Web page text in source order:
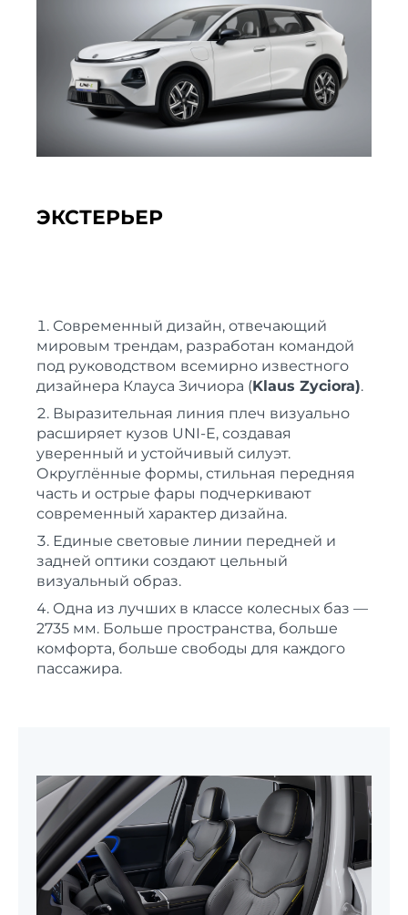
ЭКСТЕРЬЕР
Современный дизайн, отвечающий
мировым трендам, разработан командой
под руководством всемирно известного
дизайнера Клауса Зичиора (Klaus Zyciora).
Выразительная линия плеч визуально
расширяет кузов UNI-E, создавая
уверенный и устойчивый силуэт.
Округлённые формы, стильная передняя
часть и острые фары подчеркивают
современный характер дизайна.
Единые световые линии передней и
задней оптики создают цельный
визуальный образ.
Одна из лучших в классе колесных баз —
2735 мм. Больше пространства, больше
комфорта, больше свободы для каждого
пассажира.